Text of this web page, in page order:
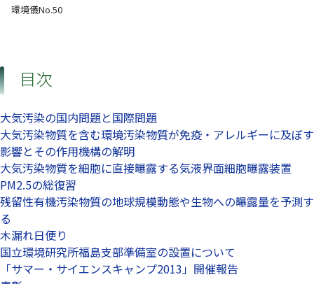
環境儀No.50
目次
大気汚染の国内問題と国際問題
大気汚染物質を含む環境汚染物質が免疫・アレルギーに及ぼす
影響とその作用機構の解明
大気汚染物質を細胞に直接曝露する気液界面細胞曝露装置
PM2.5の総復習
残留性有機汚染物質の地球規模動態や生物への曝露量を予測す
る
木漏れ日便り
国立環境研究所福島支部準備室の設置について
「サマー・サイエンスキャンプ2013」開催報告